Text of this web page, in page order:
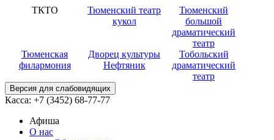
ТКТО
Тюменский театр
кукол
Тюменский
большой
драматический
театр
Тюменская
филармония
Дворец культуры
Нефтяник
Тобольский
драматический
театр
Версия для слабовидящих
Касса: +7 (3452) 68-77-77
Афиша
О нас